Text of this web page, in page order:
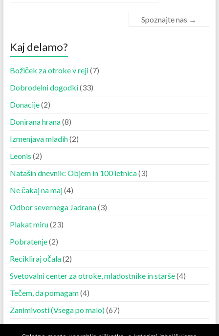
Spoznajte nas →
Kaj delamo?
Božiček za otroke v reji(7)
Dobrodelni dogodki(33)
Donacije(2)
Donirana hrana(8)
Izmenjava mladih(2)
Leonis (2)
Natašin dnevnik: Objem in 100 letnica(3)
Ne čakaj na maj(4)
Odbor severnega Jadrana(3)
Plakat miru(23)
Pobratenje(2)
Recikliraj očala(2)
Svetovalni center za otroke, mladostnike in starše(4)
Tečem, da pomagam(4)
Zanimivosti (Vsega po malo)(67)